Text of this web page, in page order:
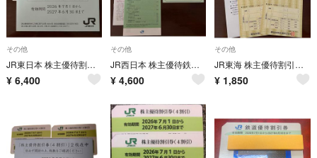
その他
JR東日本 株主優待割引券 2枚セット
¥ 6,400
その他
JR西日本 株主優待鉄道割引券 JR西日本グループ株主優待割引券
¥ 4,600
その他
JR東海 株主優待割引券 2枚セット
¥ 1,850